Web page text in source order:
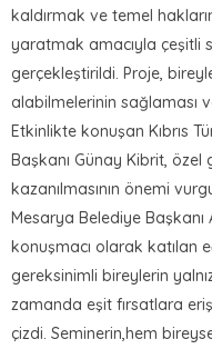
kaldırmak ve temel
yaratmak amacıyla çeşitli
gerçekleştirildi. Proje,
alabilmelerinin sağlaması
Etkinlikte konuşan Kıbrıs
Başkanı Günay Kibrit,
kazanılmasının önemi
Mesarya Belediye
konuşmacı olarak katılan
gereksinimli bireylerin
zamanda eşit fırsatlara
çizdi. Seminerin,hem